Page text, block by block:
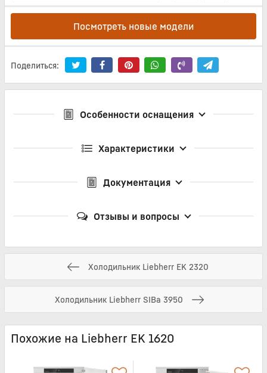
Посмотреть новые модели
Поделиться:
Особенности оснащения
Характеристики
Документация
Отзывы и вопросы
Холодильник Liebherr EK 2320
Холодильник Liebherr SIBa 3950
Похожие на Liebherr EK 1620